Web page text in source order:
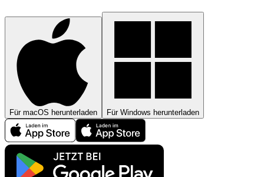
Für macOS herunterladen Für Windows herunterladen